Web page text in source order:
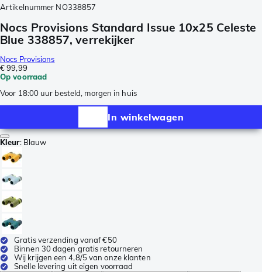
Artikelnummer NO338857
Nocs Provisions Standard Issue 10x25 Celeste
Blue 338857, verrekijker
Nocs Provisions
€ 99,99
Op voorraad
Voor 18:00 uur besteld, morgen in huis
In winkelwagen
Kleur: Blauw
Gratis verzending vanaf €50
Binnen 30 dagen gratis retourneren
Wij krijgen een 4,8/5 van onze klanten
Snelle levering uit eigen voorraad